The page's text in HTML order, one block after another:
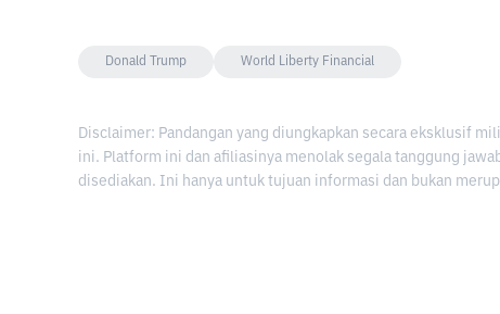
Donald Trump World Liberty Financial
Disclaimer: Pandangan yang diungkapkan secara eksklusif
ini. Platform ini dan afiliasinya menolak segala tanggung
disediakan. Ini hanya untuk tujuan informasi dan bukan